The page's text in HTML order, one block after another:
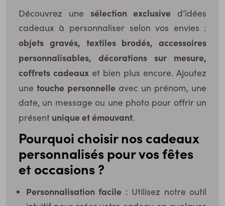
Découvrez une sélection exclusive d’idées
cadeaux à personnaliser selon vos envies :
objets gravés, textiles brodés, accessoires
personnalisables, décorations sur mesure,
coffrets cadeauxet bien plus encore. Ajoutez
une touche personnelleavec un prénom, une
date, un message ou une photo pour offrir un
présent unique et émouvant.
Pourquoi choisir nos cadeaux
personnalisés pour vos fêtes
et occasions ?
Personnalisation facile : Utilisez notre outil